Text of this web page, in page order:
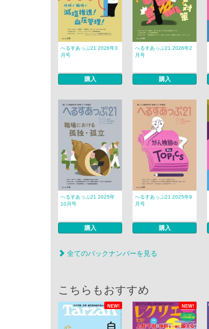
へるすあっぷ21 2026年3
月号
購入
へるすあっぷ21 2026年2
月号
購入
へるすあっぷ21 2025年
10月号
購入
へるすあっぷ21 2025年9
月号
購入
全てのバックナンバーを見る
こちらもおすすめ
NEW! NEW!